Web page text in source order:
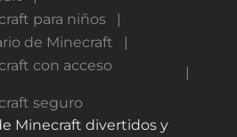
para niños
de Minecraft
con acceso
seguro
Minecraft divertidos y